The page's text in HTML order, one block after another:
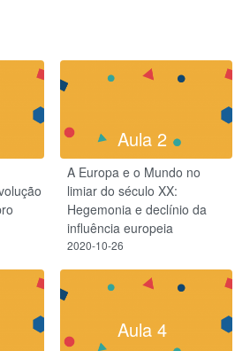
Aula 2
A Europa e o Mundo no
limiar do século XX:
Hegemonia e declínio da
influência europeia
2020-10-26
Aula 4